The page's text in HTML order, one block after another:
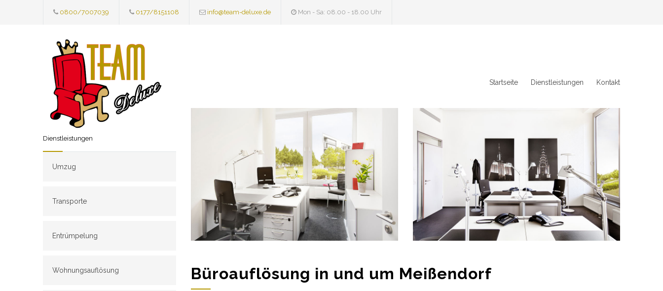
0800/7007039 0177/8151108 info@team-deluxe.de Mon - Sa: 08.00 - 18.00 Uhr
Startseite Dienstleistungen Kontakt
Dienstleistungen
Umzug
Transporte
Entrümpelung
Wohnungsauflösung Büroauflösung in und um Meißendorf